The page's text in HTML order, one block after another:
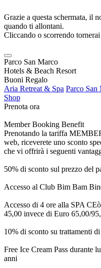
Grazie a questa schermata, il
quando ti allontani.
Cliccando o scorrendo
Parco San Marco
Hotels & Beach Resort
Buoni Regalo
Aria Retreat & Spa Parco San
Shop
Prenota ora
Member Booking Benefit
Prenotando la tariffa
web, riceverete uno sconto
che vi offrirà i seguenti
50% di sconto sul prezzo del
Accesso al Club Bim Bam
Accesso di 4 ore alla SPA
45,00 invece di Euro 65,00/
10% di sconto su trattamenti
Free Ice Cream Pass durante
anni